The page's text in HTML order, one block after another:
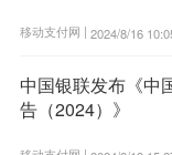
移动支付网 | 2024/8/16
中国银联发布《中
告（2024）》